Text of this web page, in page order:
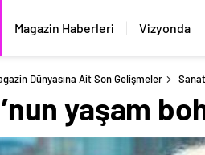
Magazin Haberleri Vizyonda
Dünyasına Ait Son Gelişmeler Sanat
yaşam